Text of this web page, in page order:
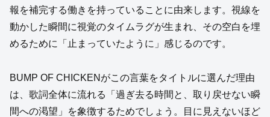
報を補完する働きを持っていることに由来します。視線を
動かした瞬間に視覚のタイムラグが生まれ、その空白を埋
めるために「止まっていたように」感じるのです。
BUMP OF CHICKENがこの言葉をタイトルに選んだ理由
は、歌詞全体に流れる「過ぎ去る時間と、取り戻せない瞬
間への渇望」を象徴するためでしょう。目に見えないほど